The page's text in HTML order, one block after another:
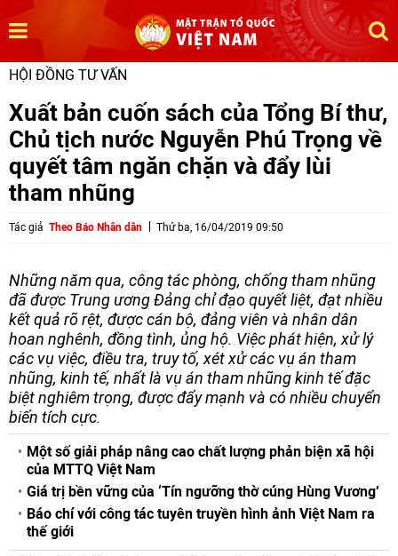
HỘI ĐỒNG TƯ VẤN
Xuất bản cuốn sách của Tổng Bí thư,
Chủ tịch nước Nguyễn Phú Trọng về
quyết tâm ngăn chặn và đẩy lùi
tham nhũng
Tác giả Theo Báo Nhân dân Thứ ba, 16/04/2019 09:50
Những năm qua, công tác phòng, chống tham nhũng
đã được Trung ương Đảng chỉ đạo quyết liệt, đạt nhiều
kết quả rõ rệt, được cán bộ, đảng viên và nhân dân
hoan nghênh, đồng tình, ủng hộ. Việc phát hiện, xử lý
các vụ việc, điều tra, truy tố, xét xử các vụ án tham
nhũng, kinh tế, nhất là vụ án tham nhũng kinh tế đặc
biệt nghiêm trọng, được đẩy mạnh và có nhiều chuyển
biến tích cực.
Một số giải pháp nâng cao chất lượng phản biện xã hội
của MTTQ Việt Nam
Giá trị bền vững của ‘Tín ngưỡng thờ cúng Hùng Vương’
Báo chí với công tác tuyên truyền hình ảnh Việt Nam ra
thế giới